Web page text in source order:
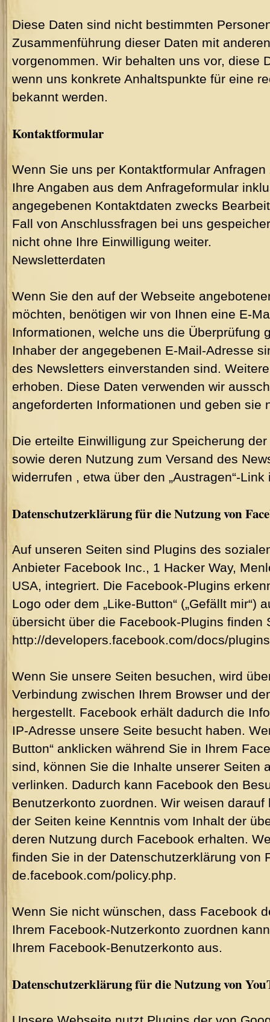
Diese Daten sind nicht bestimmten
Zusammenführung dieser Daten mit
vorgenommen. Wir behalten uns vor, diese
wenn uns konkrete Anhaltspunkte für eine
bekannt werden.
Kontaktformular
Wenn Sie uns per Kontaktformular
Ihre Angaben aus dem Anfrageformular
angegebenen Kontaktdaten zwecks
Fall von Anschlussfragen bei uns
nicht ohne Ihre Einwilligung weiter.
Newsletterdaten
Wenn Sie den auf der Webseite
möchten, benötigen wir von Ihnen eine E-
Informationen, welche uns die Überprüfung
Inhaber der angegebenen E-Mail-Adresse
des Newsletters einverstanden sind.
erhoben. Diese Daten verwenden wir
angeforderten Informationen und geben sie
Die erteilte Einwilligung zur Speicherung
sowie deren Nutzung zum Versand des
widerrufen , etwa über den „Austragen“-Link
Datenschutzerklärung für die Nutzung von
Auf unseren Seiten sind Plugins des
Anbieter Facebook Inc., 1 Hacker Way,
USA, integriert. Die Facebook-Plugins
Logo oder dem „Like-Button“ („Gefällt mir“)
übersicht über die Facebook-Plugins finden
http://developers.facebook.com/docs/
Wenn Sie unsere Seiten besuchen, wird
Verbindung zwischen Ihrem Browser und
hergestellt. Facebook erhält dadurch die
IP-Adresse unsere Seite besucht haben.
Button“ anklicken während Sie in Ihrem
sind, können Sie die Inhalte unserer Seiten
verlinken. Dadurch kann Facebook den
Benutzerkonto zuordnen. Wir weisen
der Seiten keine Kenntnis vom Inhalt der
deren Nutzung durch Facebook erhalten.
finden Sie in der Datenschutzerklärung von
de.facebook.com/policy.php.
Wenn Sie nicht wünschen, dass Facebook
Ihrem Facebook-Nutzerkonto zuordnen
Ihrem Facebook-Benutzerkonto aus.
Datenschutzerklärung für die Nutzung von